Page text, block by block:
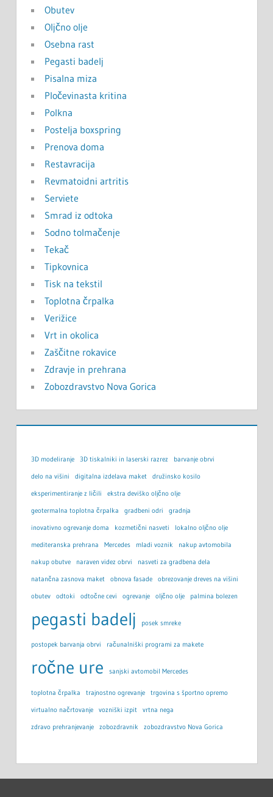
Obutev
Oljčno olje
Osebna rast
Pegasti badelj
Pisalna miza
Pločevinasta kritina
Polkna
Postelja boxspring
Prenova doma
Restavracija
Revmatoidni artritis
Serviete
Smrad iz odtoka
Sodno tolmačenje
Tekač
Tipkovnica
Tisk na tekstil
Toplotna črpalka
Verižice
Vrt in okolica
Zaščitne rokavice
Zdravje in prehrana
Zobozdravstvo Nova Gorica
3D modeliranje 3D tiskalniki in laserski razrez barvanje obrvi
delo na višini digitalna izdelava maket družinsko kosilo
eksperimentiranje z ličili ekstra deviško oljčno olje
geotermalna toplotna črpalka gradbeni odri gradnja
inovativno ogrevanje doma kozmetični nasveti lokalno oljčno olje
mediteranska prehrana Mercedes mladi voznik nakup avtomobila
nakup obutve naraven videz obrvi nasveti za gradbena dela
natančna zasnova maket obnova fasade obrezovanje dreves na višini
obutev odtoki odtočne cevi ogrevanje oljčno olje palmina bolezen
pegasti badelj posek smreke
postopek barvanja obrvi računalniški programi za makete
ročne ure sanjski avtomobil Mercedes
toplotna črpalka trajnostno ogrevanje trgovina s športno opremo
virtualno načrtovanje vozniški izpit vrtna nega
zdravo prehranjevanje zobozdravnik zobozdravstvo Nova Gorica